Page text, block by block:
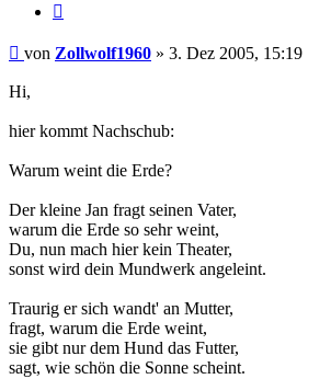
Beitrag
von Zollwolf1960 » 3. Dez 2005, 15:19
Hi,
hier kommt Nachschub:
Warum weint die Erde?
Der kleine Jan fragt seinen Vater,
warum die Erde so sehr weint,
Du, nun mach hier kein Theater,
sonst wird dein Mundwerk angeleint.
Traurig er sich wandt' an Mutter,
fragt, warum die Erde weint,
sie gibt nur dem Hund das Futter,
sagt, wie schön die Sonne scheint.